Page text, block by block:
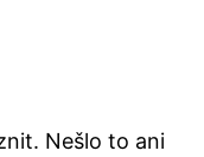
Nešlo to ani